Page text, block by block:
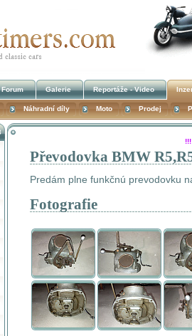
Převodovka BMW
Predám plne funkčnú prevodovku
Fotografie
Forum Galerie Reportáže - Video
Náhradní díly Moto Prodej